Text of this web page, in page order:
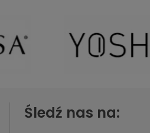
Śledź nas na: